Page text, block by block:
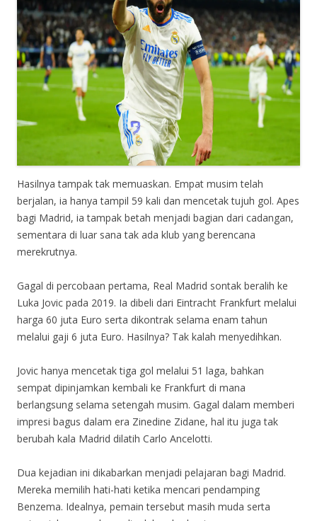
Hasilnya tampak tak memuaskan. Empat musim telah
berjalan, ia hanya tampil 59 kali dan mencetak tujuh gol. Apes
bagi Madrid, ia tampak betah menjadi bagian dari cadangan,
sementara di luar sana tak ada klub yang berencana
merekrutnya.
Gagal di percobaan pertama, Real Madrid sontak beralih ke
Luka Jovic pada 2019. Ia dibeli dari Eintracht Frankfurt melalui
harga 60 juta Euro serta dikontrak selama enam tahun
melalui gaji 6 juta Euro. Hasilnya? Tak kalah menyedihkan.
Jovic hanya mencetak tiga gol melalui 51 laga, bahkan
sempat dipinjamkan kembali ke Frankfurt di mana
berlangsung selama setengah musim. Gagal dalam memberi
impresi bagus dalam era Zinedine Zidane, hal itu juga tak
berubah kala Madrid dilatih Carlo Ancelotti.
Dua kejadian ini dikabarkan menjadi pelajaran bagi Madrid.
Mereka memilih hati-hati ketika mencari pendamping
Benzema. Idealnya, pemain tersebut masih muda serta